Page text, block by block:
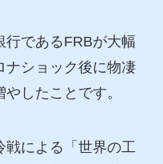
行であるFRBが大幅
ナショック後に物凄
したことです。
戦による「世界の工